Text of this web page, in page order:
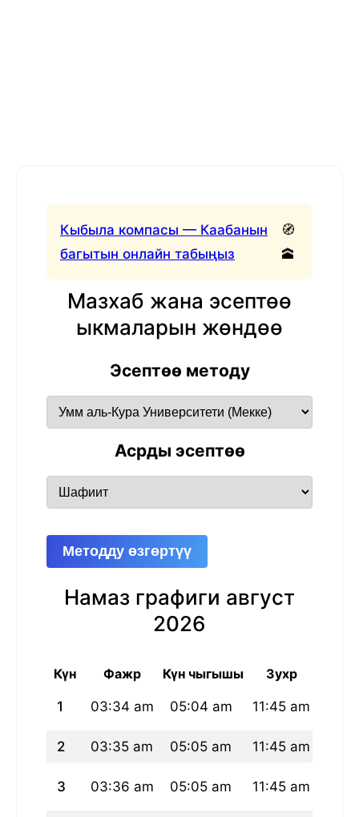
Кыбыла компасы — Каабанын
багытын онлайн табыңыз
🧭
🕋
Мазхаб жана эсептөө
ыкмаларын жөндөө
Эсептөө методу
Асрды эсептөө
Методду өзгөртүү
Намаз графиги август
2026
Күн Фажр Күн чыгышы Зухр
1 03:34 am 05:04 am 11:45 am
2 03:35 am 05:05 am 11:45 am
3 03:36 am 05:05 am 11:45 am